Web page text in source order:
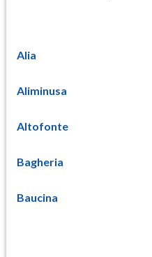
Alia
Aliminusa
Altofonte
Bagheria
Baucina